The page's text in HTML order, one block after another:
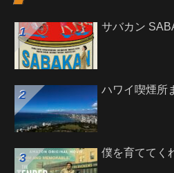
サバカン
ハワイ喫煙所
僕を育ててく